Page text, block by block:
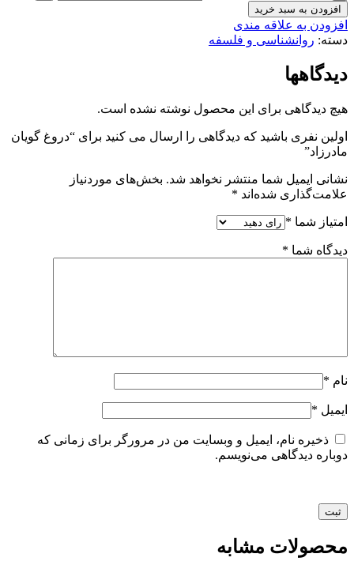
افزودن به سبد خرید
افزودن به علاقه مندی
دسته: روانشناسی و فلسفه
دیدگاهها
هیچ دیدگاهی برای این محصول نوشته نشده است.
اولین نفری باشید که دیدگاهی را ارسال می کنید برای “دروغ گویان
مادرزاد”
نشانی ایمیل شما منتشر نخواهد شد. بخش‌های موردنیاز
علامت‌گذاری شده‌اند *
امتیاز شما *
دیدگاه شما *
نام *
ایمیل *
ذخیره نام، ایمیل و وبسایت من در مرورگر برای زمانی که
دوباره دیدگاهی می‌نویسم.
محصولات مشابه